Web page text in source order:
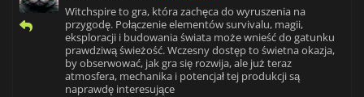
Witchspire to gra, która zachęca do wyruszenia na
przygodę. Połączenie elementów survivalu, magii,
eksploracji i budowania świata może wnieść do gatunku
prawdziwą świeżość. Wczesny dostęp to świetna okazja,
by obserwować, jak gra się rozwija, ale już teraz
atmosfera, mechanika i potencjał tej produkcji są
naprawdę interesujące